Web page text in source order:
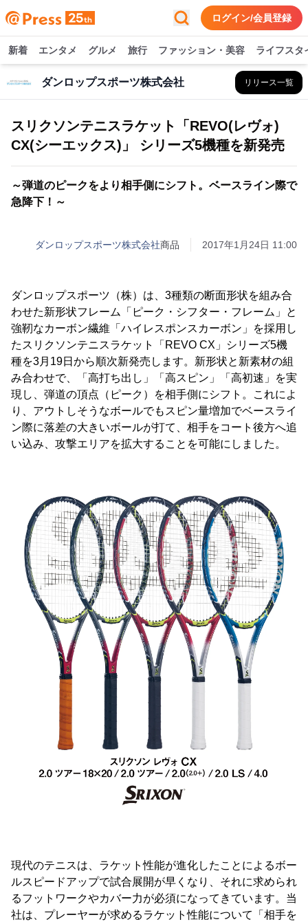
ログイン/会員登録
新着 エンタメ グルメ 旅行 ファッション・美容 ライフスタ
ダンロップスポーツ株式会社 リリース一覧
スリクソンテニスラケット「REVO(レヴォ)
CX(シーエックス)」 シリーズ5機種を新発売
～弾道のピークをより相手側にシフト。ベースライン際で
急降下！～
ダンロップスポーツ株式会社商品 2017年1月24日 11:00
ダンロップスポーツ（株）は、3種類の断面形状を組み合
わせた新形状フレーム「ピーク・シフター・フレーム」と
強靭なカーボン繊維「ハイレスポンスカーボン」を採用し
たスリクソンテニスラケット「REVO CX」シリーズ5機
種を3月19日から順次新発売します。新形状と新素材の組
み合わせで、「高打ち出し」「高スピン」「高初速」を実
現し、弾道の頂点（ピーク）を相手側にシフト。これによ
り、アウトしそうなボールでもスピン量増加でベースライ
ン際に落差の大きいボールが打て、相手をコート後方へ追
い込み、攻撃エリアを拡大することを可能にしました。
現代のテニスは、ラケット性能が進化したことによるボー
ルスピードアップで試合展開が早くなり、それに求められ
るフットワークやカバー力が必須になってきています。当
社は、プレーヤーが求めるラケット性能について「相手を